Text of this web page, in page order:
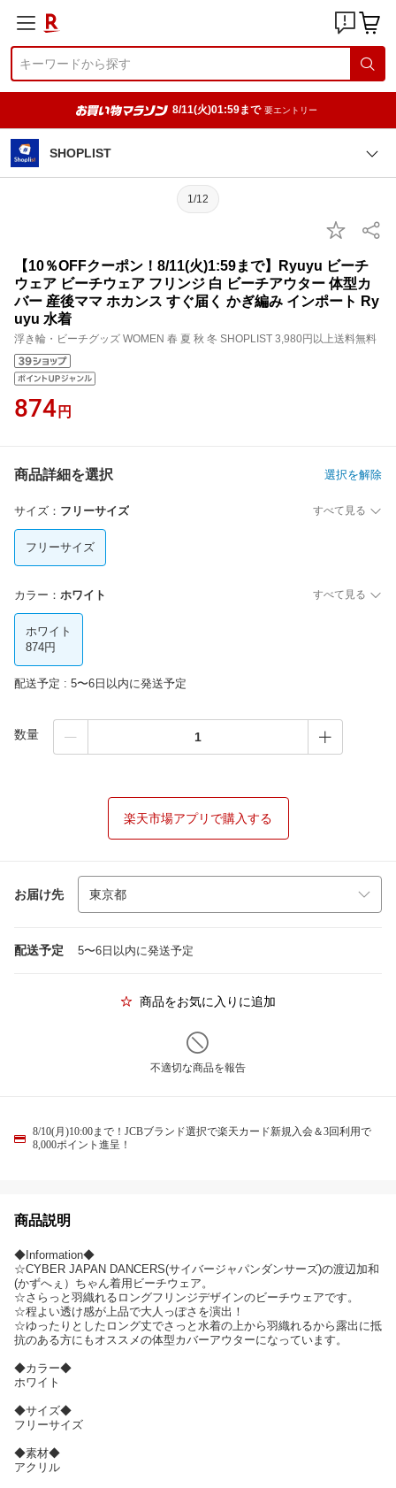
8/11(火)01:59まで 要エントリー
SHOPLIST
1/12
【10％OFFクーポン！8/11(火)1:59まで】Ryuyu ビーチ
ウェア ビーチウェア フリンジ 白 ビーチアウター 体型カ
バー 産後ママ ホカンス すぐ届く かぎ編み インポート Ry
uyu 水着
浮き輪・ビーチグッズ WOMEN 春 夏 秋 冬 SHOPLIST 3,980円以上送料無料
874 円
商品詳細を選択 選択を解除
サイズ ： フリーサイズ すべて見る
フリーサイズ
カラー ： ホワイト すべて見る
ホワイト
874円
配送予定 : 5〜6日以内に発送予定
数量
楽天市場アプリで購入する
お届け先
配送予定 5〜6日以内に発送予定
商品をお気に入りに追加
不適切な商品を報告
8/10(月)10:00まで！JCBブランド選択で楽天カード新規入会＆3回利用で
8,000ポイント進呈！
商品説明
◆Information◆
☆CYBER JAPAN DANCERS(サイバージャパンダンサーズ)の渡辺加和
(かずへぇ）ちゃん着用ビーチウェア。
☆さらっと羽織れるロングフリンジデザインのビーチウェアです。
☆程よい透け感が上品で大人っぽさを演出！
☆ゆったりとしたロング丈でさっと水着の上から羽織れるから露出に抵
抗のある方にもオススメの体型カバーアウターになっています。
◆カラー◆
ホワイト
◆サイズ◆
フリーサイズ
◆素材◆
アクリル